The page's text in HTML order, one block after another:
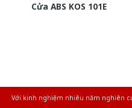
Cửa ABS KOS 101E
Với kinh nghiệm nhiêu năm nghiên